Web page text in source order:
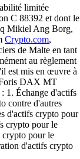
limitée
C 88392 et dont le
Mikiel Ang Borg,
Crypto.com,
de Malte en tant
au règlement
est mis en œuvre à
Foris DAX MT
1. Échange d'actifs
contre d'autres
d'actifs crypto pour
crypto pour le
crypto pour le
d'actifs crypto